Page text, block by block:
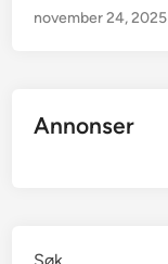
november 24, 2025
Annonser